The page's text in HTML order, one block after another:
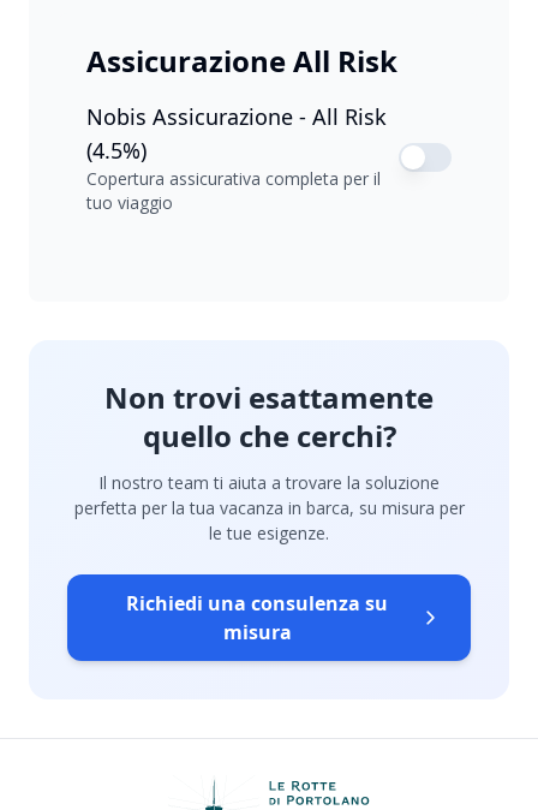
Assicurazione All Risk
Nobis Assicurazione - All Risk
(4.5%)
Copertura assicurativa completa per il
tuo viaggio
Non trovi esattamente
quello che cerchi?
Il nostro team ti aiuta a trovare la soluzione
perfetta per la tua vacanza in barca, su misura per
le tue esigenze.
Richiedi una consulenza su
misura